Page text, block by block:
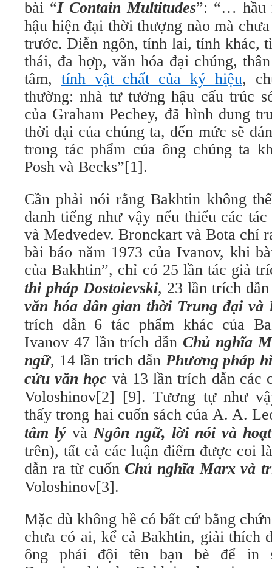
bài “I Contain Multitudes”: “… hầu
hậu hiện đại thời thượng nào mà
trước. Diễn ngôn, tính lai, tính khác,
thái, đa hợp, văn hóa đại chúng,
tâm, tính vật chất của ký hiệu,
thường: nhà tư tưởng hậu cấu trúc
của Graham Pechey, đã hình dung
thời đại của chúng ta, đến mức sẽ
trong tác phẩm của ông chúng ta
Posh và Becks”[1].
Cần phải nói rằng Bakhtin không
danh tiếng như vậy nếu thiếu các
và Medvedev. Bronckart và Bota chỉ
bài báo năm 1973 của Ivanov, khi
của Bakhtin”, chỉ có 25 lần tác giả
thi pháp Dostoievski, 23 lần trích
văn hóa dân gian thời Trung đại và
trích dẫn 6 tác phẩm khác của
Ivanov 47 lần trích dẫn Chủ nghĩa
ngữ, 14 lần trích dẫn Phương pháp
cứu văn học và 13 lần trích dẫn các
Voloshinov[2] [9]. Tương tự như
thấy trong hai cuốn sách của A. A.
tâm lý vàNgôn ngữ, lời nói và
trên), tất cả các luận điểm được coi
dẫn ra từ cuốn Chủ nghĩa Marx và
Voloshinov[3].
Mặc dù không hề có bất cứ bằng
chưa có ai, kể cả Bakhtin, giải thích
ông phải đội tên bạn bè để in